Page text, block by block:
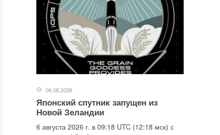
06.08.2026
Японский спутник запущен из
Новой Зеландии
6 августа 2026 г. в 09:18 UTC (12:18 мск) с